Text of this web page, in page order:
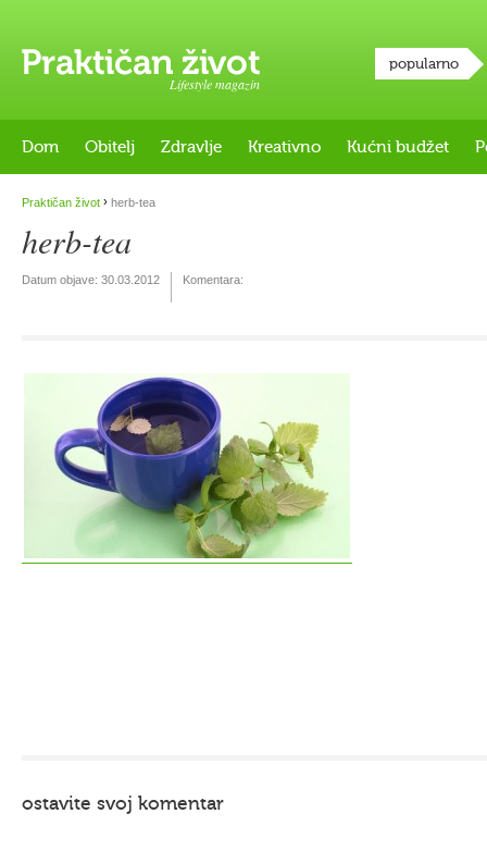
Lifestyle magazin
popularno
Dom Obitelj Zdravlje Kreativno Kućni budžet
Praktičan život › herb-tea
herb-tea
Datum objave: 30.03.2012 Komentara:
ostavite svoj komentar